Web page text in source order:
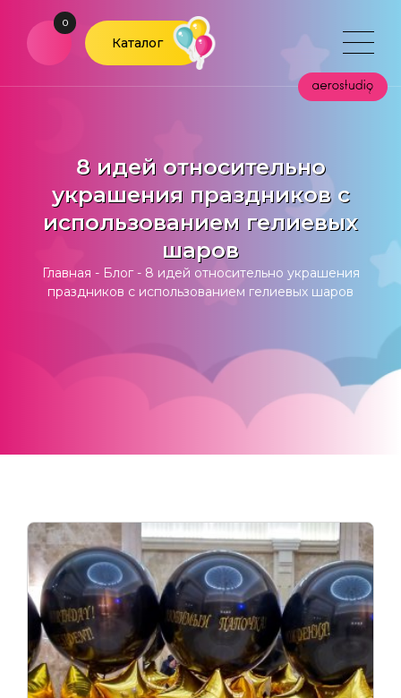
0
Каталог
8 идей относительно
украшения праздников с
использованием гелиевых
шаров
Главная - Блог- 8 идей относительно украшения
праздников с использованием гелиевых шаров